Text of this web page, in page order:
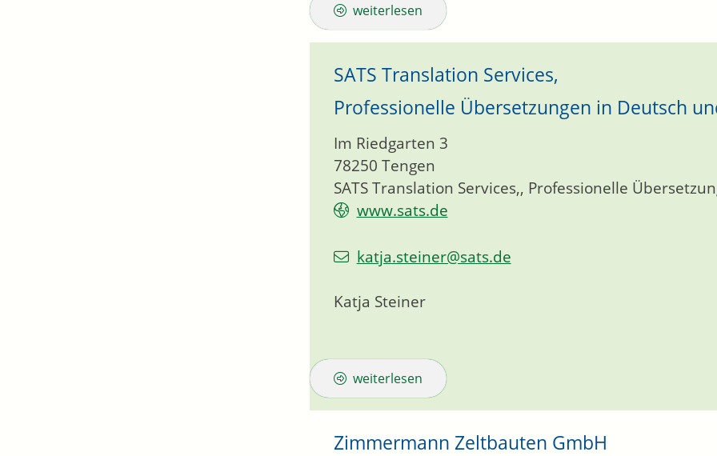
weiterlesen
SATS Translation Services,
Professionelle Übersetzungen in Deutsch
SATS Translation Services,, Professionelle
Im Riedgarten 3
78250 Tengen
www.sats.de
katja.steiner@sats.de
Katja Steiner
weiterlesen
Zimmermann Zeltbauten GmbH